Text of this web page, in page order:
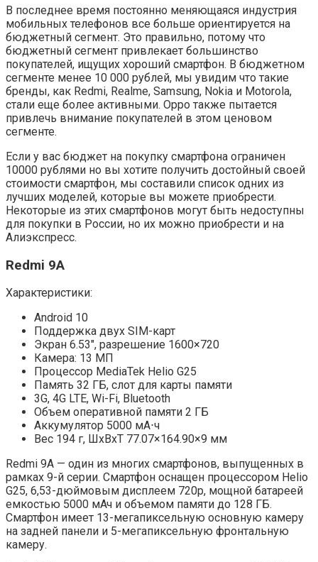
В последнее время постоянно меняющаяся индустрия
мобильных телефонов все больше ориентируется на
бюджетный сегмент. Это правильно, потому что
бюджетный сегмент привлекает большинство
покупателей, ищущих хороший смартфон. В бюджетном
сегменте менее 10 000 рублей, мы увидим что такие
бренды, как Redmi, Realme, Samsung, Nokia и Motorola,
стали еще более активными. Oppo также пытается
привлечь внимание покупателей в этом ценовом
сегменте.
Если у вас бюджет на покупку смартфона ограничен
10000 рублями но вы хотите получить достойный своей
стоимости смартфон, мы составили список одних из
лучших моделей, которые вы можете приобрести.
Некоторые из этих смартфонов могут быть недоступны
для покупки в России, но их можно приобрести и на
Алиэкспресс.
Redmi 9A
Характеристики:
Android 10
Поддержка двух SIM-карт
Экран 6.53″, разрешение 1600×720
Камера: 13 МП
Процессор MediaTek Helio G25
Память 32 ГБ, слот для карты памяти
3G, 4G LTE, Wi-Fi, Bluetooth
Объем оперативной памяти 2 ГБ
Аккумулятор 5000 мА⋅ч
Вес 194 г, ШxВxТ 77.07×164.90×9 мм
Redmi 9A — один из многих смартфонов, выпущенных в
рамках 9-й серии. Смартфон оснащен процессором Helio
G25, 6,53-дюймовым дисплеем 720p, мощной батареей
емкостью 5000 мАч и объемом памяти до 128 ГБ.
Смартфон имеет 13-мегапиксельную основную камеру
на задней панели и 5-мегапиксельную фронтальную
камеру.